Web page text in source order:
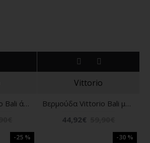
Βερμούδα Vittorio Bali άσπρο
Vittorio
Βερμούδα Vittorio Bali μπεζ
44,92€
-25 % -30 %